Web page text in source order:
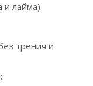
и лайма)
трения и